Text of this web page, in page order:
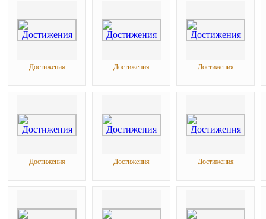
Достижения Достижения Достижения
Достижения Достижения Достижения